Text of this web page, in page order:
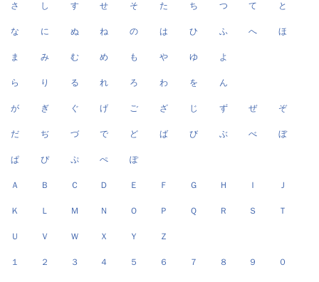
さ し す せ そ た ち つ て と
な に ぬ ね の は ひ ふ へ ほ
ま み む め も や ゆ よ
ら り る れ ろ わ を ん
が ぎ ぐ げ ご ざ じ ず ぜ ぞ
だ ぢ づ で ど ば び ぶ べ ぼ
ぱ ぴ ぷ ぺ ぽ
Ａ Ｂ Ｃ Ｄ Ｅ Ｆ Ｇ Ｈ Ｉ Ｊ
Ｋ Ｌ Ｍ Ｎ Ｏ Ｐ Ｑ Ｒ Ｓ Ｔ
Ｕ Ｖ Ｗ Ｘ Ｙ Ｚ
１ ２ ３ ４ ５ ６ ７ ８ ９ ０